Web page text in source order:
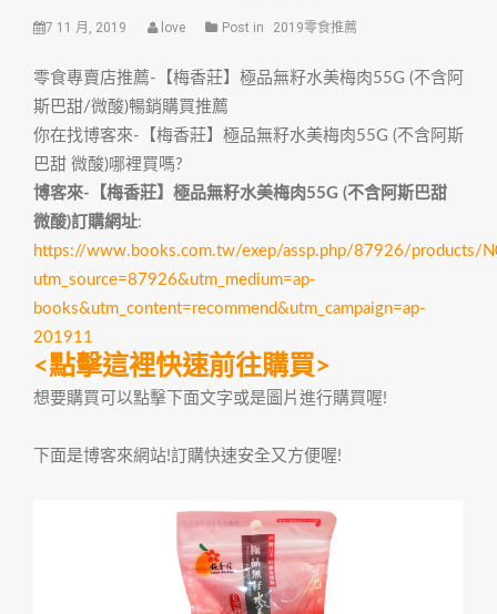
7 11 月, 2019 love Post in 2019零食推薦
零食專賣店推薦-【梅香莊】極品無籽水美梅肉55G (不含阿
斯巴甜/微酸)暢銷購買推薦
你在找博客來-【梅香莊】極品無籽水美梅肉55G (不含阿斯
巴甜 微酸)哪裡買嗎?
博客來-【梅香莊】極品無籽水美梅肉55G (不含阿斯巴甜
微酸)訂購網址:
https://www.books.com.tw/exep/assp.php/87926/products/
utm_source=87926&utm_medium=ap-
books&utm_content=recommend&utm_campaign=ap-
201911
<點擊這裡快速前往購買>
想要購買可以點擊下面文字或是圖片進行購買喔!
下面是博客來網站!訂購快速安全又方便喔!